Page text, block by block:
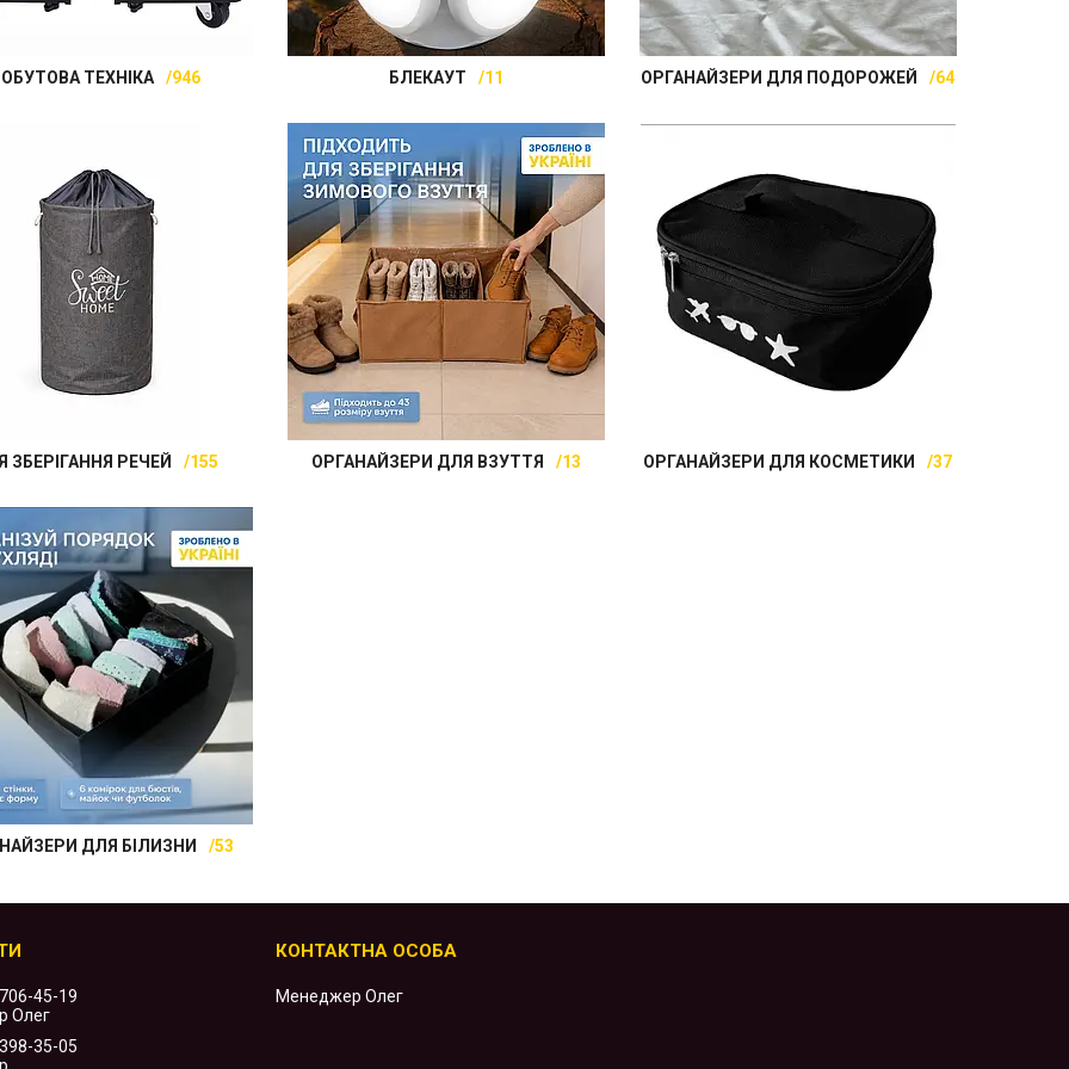
ТЕХНІКА 946 БЛЕКАУТ 11 ОРГАНАЙЗЕРИ ДЛЯ ПОДОРОЖЕЙ 64
ЗБЕРІГАННЯ РЕЧЕЙ 155 ОРГАНАЙЗЕРИ ДЛЯ ВЗУТТЯ 13 ОРГАНАЙЗЕРИ ДЛЯ КОСМЕТИКИ 37
ДЛЯ БІЛИЗНИ 53
45-19
Олег
35-05
Менеджер Олег